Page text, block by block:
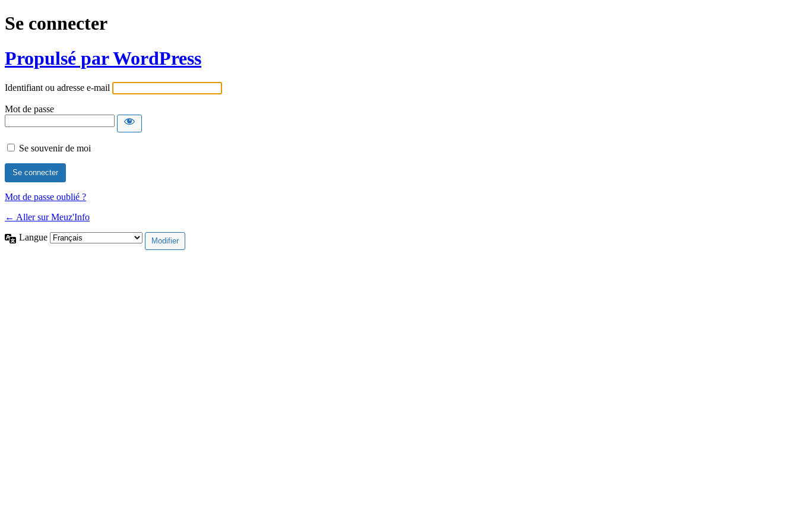
Se connecter
Propulsé par WordPress
Identifiant ou adresse e-mail
Mot de passe
Se souvenir de moi
Mot de passe oublié ?
← Aller sur Meuz'Info
Langue